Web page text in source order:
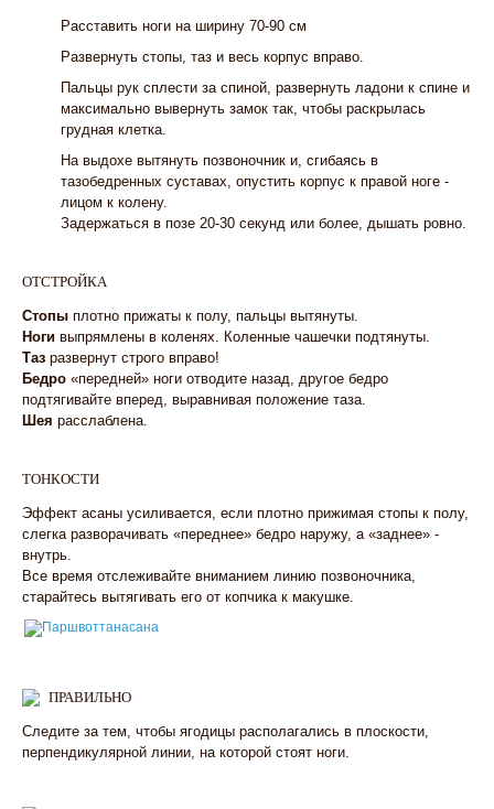
Расставить ноги на ширину 70-90 см
Развернуть стопы, таз и весь корпус вправо.
Пальцы рук сплести за спиной, развернуть ладони к спине и
максимально вывернуть замок так, чтобы раскрылась
грудная клетка.
На выдохе вытянуть позвоночник и, сгибаясь в
тазобедренных суставах, опустить корпус к правой ноге -
лицом к колену.
Задержаться в позе 20-30 секунд или более, дышать ровно.
ОТСТРОЙКА
Стопы плотно прижаты к полу, пальцы вытянуты.
Ноги выпрямлены в коленях. Коленные чашечки подтянуты.
Таз развернут строго вправо!
Бедро «передней» ноги отводите назад, другое бедро
подтягивайте вперед, выравнивая положение таза.
Шея расслаблена.
ТОНКОСТИ
Эффект асаны усиливается, если плотно прижимая стопы к полу,
слегка разворачивать «переднее» бедро наружу, а «заднее» -
внутрь.
Все время отслеживайте вниманием линию позвоночника,
старайтесь вытягивать его от копчика к макушке.
ПРАВИЛЬНО
Следите за тем, чтобы ягодицы располагались в плоскости,
перпендикулярной линии, на которой стоят ноги.